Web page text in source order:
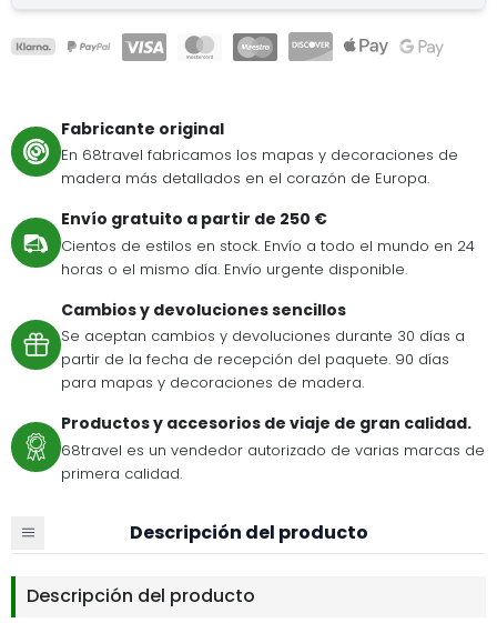
Fabricante original
En 68travel fabricamos los mapas y decoraciones de
madera más detallados en el corazón de Europa.
Envío gratuito a partir de 250 €
Cientos de estilos en stock. Envío a todo el mundo en 24
horas o el mismo día. Envío urgente disponible.
Cambios y devoluciones sencillos
Se aceptan cambios y devoluciones durante 30 días a
partir de la fecha de recepción del paquete. 90 días
para mapas y decoraciones de madera.
Productos y accesorios de viaje de gran calidad.
68travel es un vendedor autorizado de varias marcas de
primera calidad.
Descripción del producto
Descripción del producto